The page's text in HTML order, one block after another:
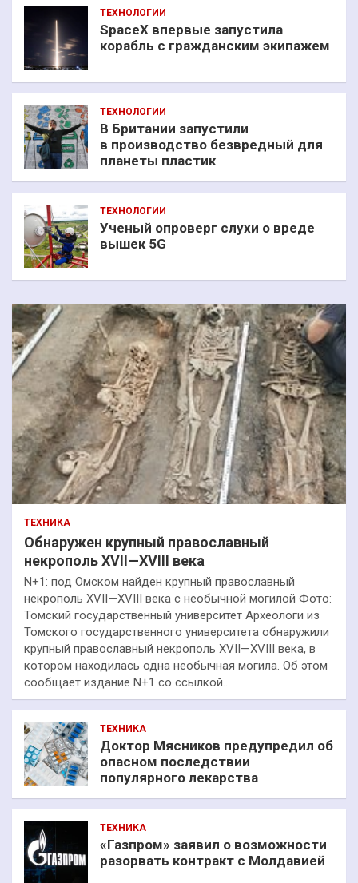
ТЕХНОЛОГИИ
SpaceX впервые запустила
корабль с гражданским экипажем
ТЕХНОЛОГИИ
В Британии запустили
в производство безвредный для
планеты пластик
ТЕХНОЛОГИИ
Ученый опроверг слухи о вреде
вышек 5G
ТЕХНИКА
Обнаружен крупный православный
некрополь XVII—XVIII века
N+1: под Омском найден крупный православный
некрополь XVII—XVIII века с необычной могилой Фото:
Томский государственный университет Археологи из
Томского государственного университета обнаружили
крупный православный некрополь XVII—XVIII века, в
котором находилась одна необычная могила. Об этом
сообщает издание N+1 со ссылкой…
ТЕХНИКА
Доктор Мясников предупредил об
опасном последствии
популярного лекарства
ТЕХНИКА
«Газпром» заявил о возможности
разорвать контракт с Молдавией